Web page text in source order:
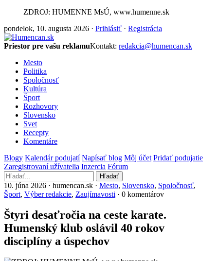
ZDROJ: HUMENNE MsÚ, www.humenne.sk
pondelok, 10. augusta 2026 · Prihlásiť · Registrácia
Priestor pre vašu reklamuKontakt: redakcia@humencan.sk
Mesto
Politika
Spoločnosť
Kultúra
Šport
Rozhovory
Slovensko
Svet
Recepty
Komentáre
Blogy Kalendár podujatí Napísať blog Môj účet Pridať podujatie
Zaregistrovaní užívatelia Inzercia Fórum
Hľadať
10. júna 2026 · humencan.sk · Mesto, Slovensko, Spoločnosť,
Šport, Výber redakcie, Zaujímavosti · 0 komentárov
Štyri desaťročia na ceste karate.
Humenský klub oslávil 40 rokov
disciplíny a úspechov